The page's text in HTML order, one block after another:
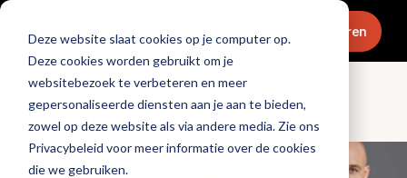
Deze website slaat cookies op je computer op.
Deze cookies worden gebruikt om je
websitebezoek te verbeteren en meer
gepersonaliseerde diensten aan je aan te bieden,
zowel op deze website als via andere media. Zie ons
Privacybeleid voor meer informatie over de cookies
die we gebruiken.
Menu Abonneren
Ondernemen